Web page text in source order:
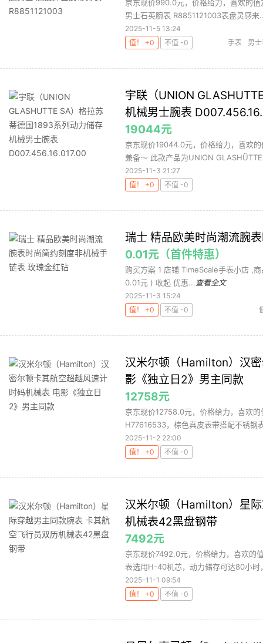
京东现价990.0元，价格给力，喜欢的
男士石英腕表 R8851121003表盘灵感来
2025-11-5 13:24
值！ +0
不值 -0 手表 男
宇联（UNION
机械男士腕表
19044元
京东现价19044.0元，价格给力，喜欢
兼备～ 此款产品为UNION
2025-11-3 21:27
值！ +0
不值 -0
瑞士 精品欧美时尚潮流腕
0.01元（首件特惠）
购买方案 1 店铺 TimeScale手表小店 ,
0.01元 ) 收起 优惠... 查看全文
2025-11-3 15:24
值！ +0
不值 -0
汉米尔顿（Hamilton）汉
影《独立日2》男主同款
12758元
京东现价12758.0元，价格给力，喜欢
H77616533，棕色真皮表带搭配不锈钢
2025-11-2 22:00
值！ +0
不值 -0
汉米尔顿（Hamilton）星
机械表42黑盘钢带
7492元
京东现价7492.0元，价格给力，喜欢的
表选用H-40机芯，动力储存可达80小时
2025-11-1 09:54
值！ +0
不值 -0